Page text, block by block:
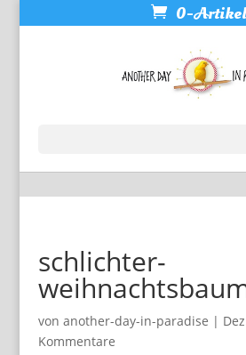
0-Artikel
schlichter-
von another-day-in-paradise |
Kommentare